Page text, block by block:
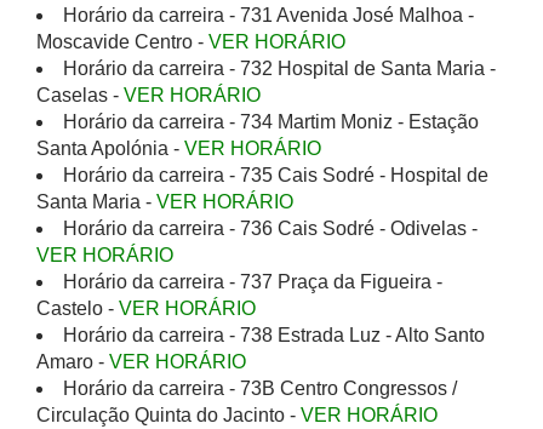
Horário da carreira - 731 Avenida José Malhoa -
Moscavide Centro - VER HORÁRIO
Horário da carreira - 732 Hospital de Santa Maria -
Caselas - VER HORÁRIO
Horário da carreira - 734 Martim Moniz - Estação
Santa Apolónia - VER HORÁRIO
Horário da carreira - 735 Cais Sodré - Hospital de
Santa Maria - VER HORÁRIO
Horário da carreira - 736 Cais Sodré - Odivelas -
VER HORÁRIO
Horário da carreira - 737 Praça da Figueira -
Castelo - VER HORÁRIO
Horário da carreira - 738 Estrada Luz - Alto Santo
Amaro - VER HORÁRIO
Horário da carreira - 73B Centro Congressos /
Circulação Quinta do Jacinto - VER HORÁRIO